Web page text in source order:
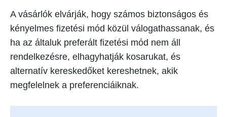
A vásárlók elvárják, hogy számos biztonságos és
kényelmes fizetési mód közül válogathassanak, és
ha az általuk preferált fizetési mód nem áll
rendelkezésre, elhagyhatják kosarukat, és
alternatív kereskedőket kereshetnek, akik
megfelelnek a preferenciáiknak.